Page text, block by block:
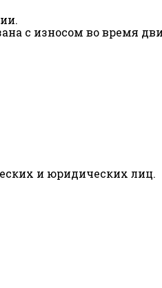
с износом во время
и юридических лиц.